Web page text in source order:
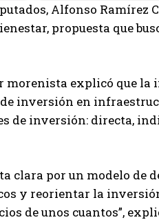
Alfonso Ramírez
propuesta que
morenista explicó que
inversión en
de inversión: directa,
clara por un modelo de
y reorientar la
de unos cuantos”,